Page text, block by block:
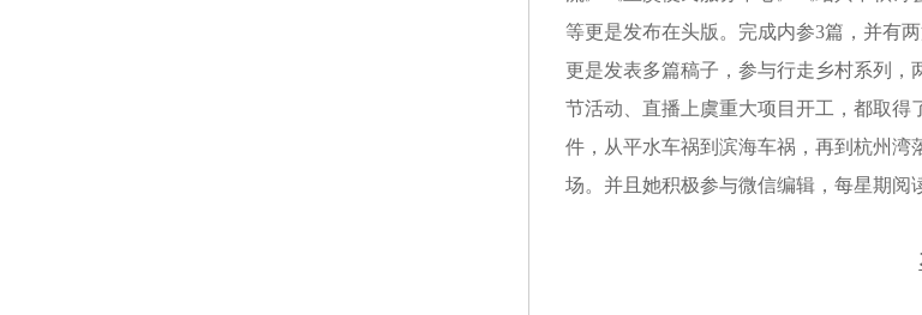
等更是发布在头版。完成内参3篇，并有
更是发表多篇稿子，参与行走乡村系列，
节活动、直播上虞重大项目开工，都取
件，从平水车祸到滨海车祸，再到杭州
场。并且她积极参与微信编辑，每星期阅